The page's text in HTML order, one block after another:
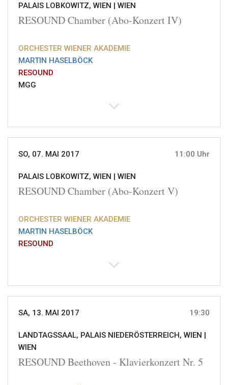
PALAIS LOBKOWITZ, WIEN | WIEN
RESOUND Chamber (Abo-Konzert IV)
ORCHESTER WIENER AKADEMIE
MARTIN HASELBÖCK
RESOUND
MGG
SO, 07. MAI 2017 11:00 Uhr
PALAIS LOBKOWITZ, WIEN | WIEN
RESOUND Chamber (Abo-Konzert V)
ORCHESTER WIENER AKADEMIE
MARTIN HASELBÖCK
RESOUND
SA, 13. MAI 2017 19:30
LANDTAGSSAAL, PALAIS NIEDERÖSTERREICH, WIEN |
WIEN
RESOUND Beethoven - Klavierkonzert Nr. 5